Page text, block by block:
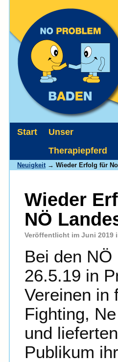
Start
Unser
Therapiepferd
Neuigkeit → Wieder Erfolg für
Wieder
NÖ
Veröffentlicht im Juni 2019
Bei den
26.5.19 in
Vereinen in
Fighting,
und
Publikum